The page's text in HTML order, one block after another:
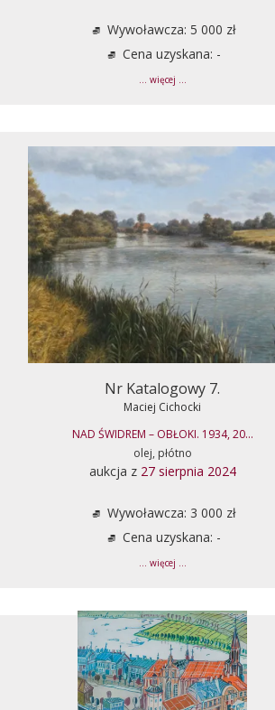
Wywoławcza: 5 000 zł
Cena uzyskana: -
... więcej ...
Nr Katalogowy 7.
Maciej Cichocki
NAD ŚWIDREM – OBŁOKI. 1934, 20...
olej, płótno
aukcja z 27 sierpnia 2024
Wywoławcza: 3 000 zł
Cena uzyskana: -
... więcej ...